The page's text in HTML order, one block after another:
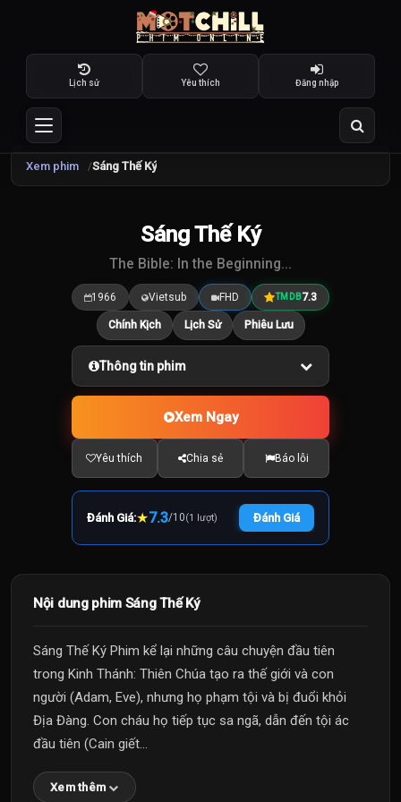
Lịch sử Yêu thích Đăng nhập
Xem phim Sáng Thế Ký
Sáng Thế Ký
The Bible: In the Beginning...
1966 Vietsub FHD TMDB7.3
Chính Kịch Lịch Sử Phiêu Lưu
Thông tin phim
Xem Ngay
Yêu thích Chia sẻ Báo lỗi
Đánh Giá:★7.3/10(1 lượt) Đánh Giá
Nội dung phim Sáng Thế Ký
Sáng Thế Ký Phim kể lại những câu chuyện đầu tiên
trong Kinh Thánh: Thiên Chúa tạo ra thế giới và con
người (Adam, Eve), nhưng họ phạm tội và bị đuổi khỏi
Địa Đàng. Con cháu họ tiếp tục sa ngã, dẫn đến tội ác
đầu tiên (Cain giết...
Xem thêm